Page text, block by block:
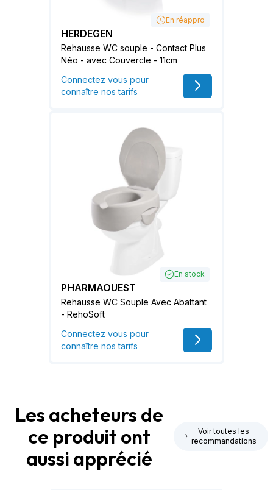
En réappro
HERDEGEN
Rehausse WC souple - Contact Plus
Néo - avec Couvercle - 11cm
Connectez vous pour
connaître nos tarifs
En stock
PHARMAOUEST
Rehausse WC Souple Avec Abattant
- RehoSoft
Connectez vous pour
connaître nos tarifs
Les acheteurs de
ce produit ont
aussi apprécié
Voir toutes les
recommandations